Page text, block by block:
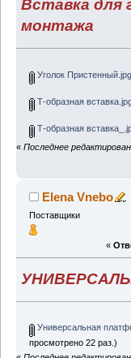
Вставка для
монтажа
Уголок Пристенный.jpg
Т-образная
Т-образная
« Последнее
Elena Vnebo
Поставщики
«
Универсальная
просмотрено 22 раз.)